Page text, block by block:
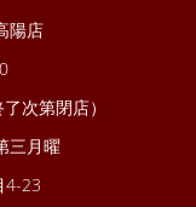
陽店
次第閉店）
三月曜
4-23